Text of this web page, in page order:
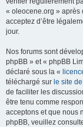
« oleocene.org » après
acceptez d’être
jour.
Nos forums sont
phpBB » et « phpBB
déclaré sous la «
téléchargé sur le site
de faciliter les
être tenu comme
acceptons et que nous
phpBB, veuillez